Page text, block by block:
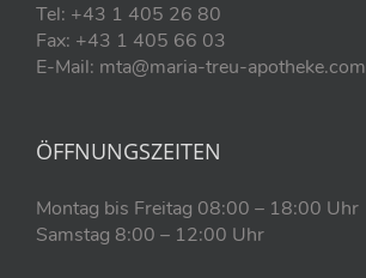
Tel: +43 1 405 26 80
Fax: +43 1 405 66 03
E-Mail: mta@maria-treu-apotheke.com
ÖFFNUNGSZEITEN
Montag bis Freitag 08:00 – 18:00 Uhr
Samstag 8:00 – 12:00 Uhr